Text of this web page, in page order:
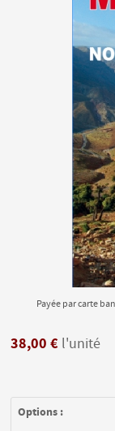
Payée par carte
38,00 € l'unité
Options :